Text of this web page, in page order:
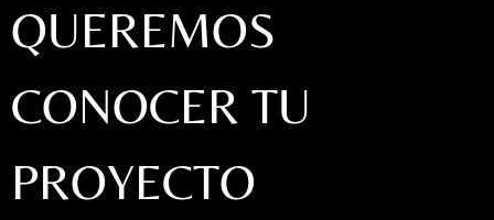
QUEREMOS
CONOCER TU
PROYECTO